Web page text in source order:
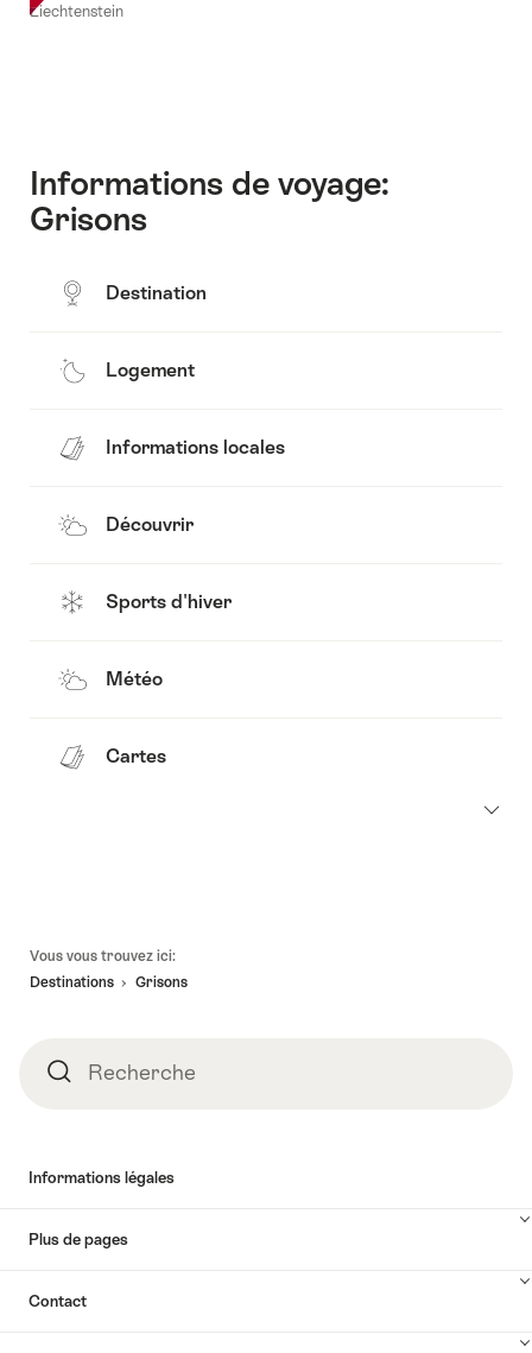
Liechtenstein
Informations de voyage:
Grisons
Destination
Logement
Informations locales
Découvrir
Sports d'hiver
Météo
Cartes
Vous vous trouvez ici:
Destinations
Grisons
RechercheRecherche
Informations légales
Plus de pages
Contact